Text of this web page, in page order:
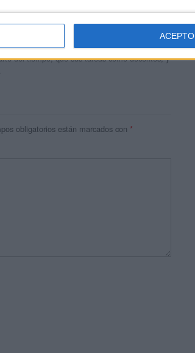
ACEPTO
personal de dos profesores Ginés y
de los contenidos que encontramos
del tiempo, que sus tareas como docentes, y
obligatorios están marcados con *